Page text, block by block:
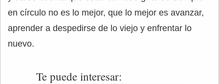
en círculo no es lo mejor, que lo mejor es avanzar,
aprender a despedirse de lo viejo y enfrentar lo
nuevo.
Te puede interesar: